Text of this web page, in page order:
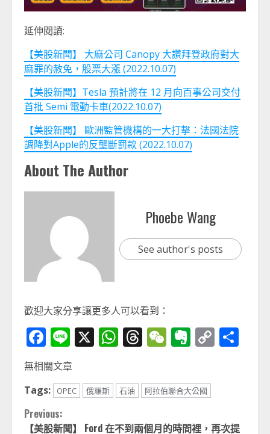
延伸閱讀:
【美股新聞】 大麻公司 Canopy 大讚拜登政府對大
麻罪的赦免，股票大漲 (2022.10.07)
【美股新聞】Tesla 預計將在 12 月向百事公司交付
首批 Semi 電動卡車(2022.10.07)
【美股新聞】 歐洲監管機構的一大打擊：法國法院
調降對Apple的反壟斷罰款 (2022.10.07)
About The Author
Phoebe Wang
See author's posts
歡迎大家分享讓更多人可以看到：
Facebook
Line
X WhatsApp
Threads
WeChat
Evernote
Copy
無相關文章
Tags:
OPEC 俄羅斯 石油 阿拉伯聯合大公國
Continue
Previous:
【美股新聞】 Ford 在不到兩個月的時間裡，再次提